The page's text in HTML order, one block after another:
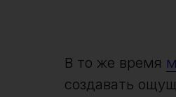
В то же время
создавать